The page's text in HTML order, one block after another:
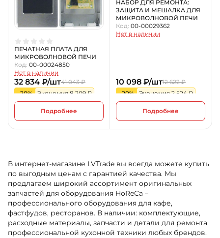
ПЕЧАТНАЯ ПЛАТА ДЛЯ
МИКРОВОЛНОВОЙ ПЕЧИ
Код: 00-00024850
Нет в наличии
32 834 ₽/шт41 043 ₽
-20%
Экономия 8 209 ₽
Подробнее
НАБОР ДЛЯ РЕМОНТА:
ЗАЩИТА И МЕШАЛКА ДЛЯ
МИКРОВОЛНОВОЙ ПЕЧИ
Код: 00-00029362
Нет в наличии
10 098 ₽/шт12 622 ₽
-20%
Экономия 2 524 ₽
Подробнее
В интернет-магазине LVTrade вы всегда можете купить
по выгодным ценам с гарантией качества. Мы
предлагаем широкий ассортимент оригинальных
запчастей для оборудования HoReCa –
профессионального оборудования для кафе,
фастфудов, ресторанов. В наличии: комплектующие,
расходные материалы, запчасти и детали для ремонта
профессиональной кухонной техники любых брендов.